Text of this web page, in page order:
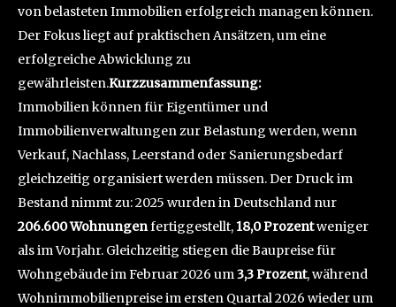
von belasteten Immobilien erfolgreich managen können.
Der Fokus liegt auf praktischen Ansätzen, um eine
erfolgreiche Abwicklung zu
gewährleisten.Kurzzusammenfassung:
Immobilien können für Eigentümer und
Immobilienverwaltungen zur Belastung werden, wenn
Verkauf, Nachlass, Leerstand oder Sanierungsbedarf
gleichzeitig organisiert werden müssen. Der Druck im
Bestand nimmt zu: 2025 wurden in Deutschland nur
206.600 Wohnungenfertiggestellt,18,0 Prozentweniger
als im Vorjahr. Gleichzeitig stiegen die Baupreise für
Wohngebäude im Februar 2026 um3,3 Prozent, während
Wohnimmobilienpreise im ersten Quartal 2026 wieder um